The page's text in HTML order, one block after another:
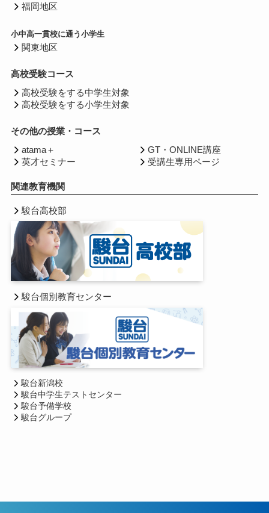
福岡地区
小中高一貫校に通う小学生
関東地区
高校受験コース
高校受験をする中学生対象
高校受験をする小学生対象
その他の授業・コース
atama＋
英才セミナー
GT・ONLINE講座
受講生専用ページ
関連教育機関
駿台高校部
駿台個別教育センター
駿台新潟校
駿台中学生テストセンター
駿台予備学校
駿台グループ